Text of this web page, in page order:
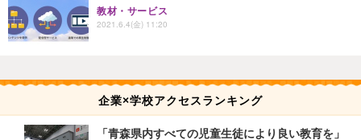
教材・サービス
2021.6.4(金) 11:20
企業×学校アクセスランキング
「青森県内すべての児童生徒により良い教育を」